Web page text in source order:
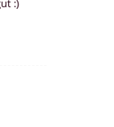
:)